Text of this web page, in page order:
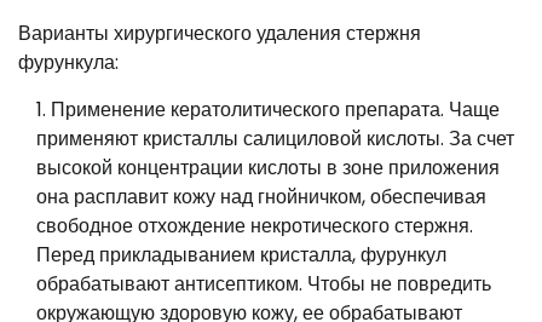
Варианты хирургического удаления стержня
фурункула:
Применение кератолитического препарата. Чаще
применяют кристаллы салициловой кислоты. За счет
высокой концентрации кислоты в зоне приложения
она расплавит кожу над гнойничком, обеспечивая
свободное отхождение некротического стержня.
Перед прикладыванием кристалла, фурункул
обрабатывают антисептиком. Чтобы не повредить
окружающую здоровую кожу, ее обрабатывают